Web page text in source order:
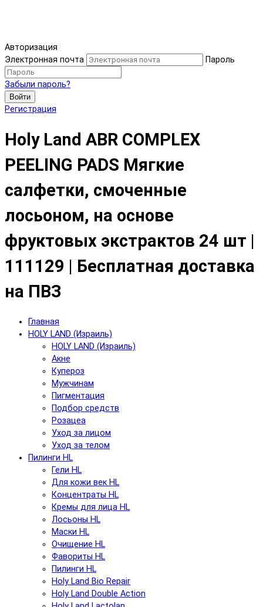
Авторизация
Электронная почта
Пароль
Забыли пароль?
Войти
Регистрация
Holy Land ABR COMPLEX
PEELING PADS Мягкие
салфетки, смоченные
лосьоном, на основе
фруктовых экстрактов 24 шт |
111129 | Бесплатная доставка
на ПВЗ
Главная
HOLY LAND (Израиль)
HOLY LAND (Израиль)
Акне
Купероз
Мужчинам
Пигментация
Подбор средств
Розацеа
Уход за лицом
Уход за телом
Пилинги HL
Гели HL
Для кожи век HL
Концентраты HL
Кремы для лица HL
Лосьоны HL
Маски HL
Очищение HL
Фавориты HL
Пилинги HL
Holy Land Bio Repair
Holy Land Double Action